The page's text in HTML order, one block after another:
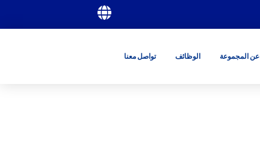
عن المجموعة الوظائف تواصل معنا